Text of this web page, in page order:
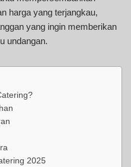
harga yang terjangkau,
yang ingin memberikan
undangan.
2025